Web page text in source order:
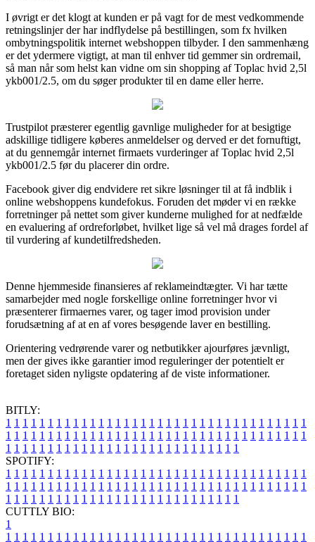
I øvrigt er det klogt at kunden er på vagt for de mest vedkommende
retningslinjer der har indflydelse på bestillingen, som fx hvilken
ombytningspolitik internet webshoppen tilbyder. I den sammenhæng
er det ydermere vigtigt, at man til enhver tid gemmer sin ordremail,
så man når som helst kan vidne om sin shopping af Toplac hvid 2,5l
ykb001/2.5, om du søger produkter til en dame eller herre.
Trustpilot præsterer egentlig gavnlige muligheder for at besigtige
adskillige tidligere køberes anmeldelser og derved er det fornuftigt,
at du gennemgår internet firmaets vurderinger af Toplac hvid 2,5l
ykb001/2.5 før du placerer din ordre.
Facebook giver dig endvidere ret sikre løsninger til at få indblik i
online webshoppens kundefokus. Foruden det møder vi en række
forretninger på nettet som giver kunderne mulighed for at nedfælde
en evaluering af ordreforløbet, hvilket lige så vel må drages fordel af
til vurdering af kundetilfredsheden.
Denne hjemmeside finansieres af reklameindtægter. Vi har tætte
samarbejder med nogle forskellige online forretninger hvor vi
præsenterer firmaernes varer, og tager imod provision under
forudsætning af at en af vores besøgende laver en bestilling.
Orientering vedrørende varer og netbutikker ajourføres jævnligt,
men der gives ikke garantier imod reguleringer der potentielt er
foretaget siden nyligste opdatering af de viste informationer.
BITLY:
1 1 1 1 1 1 1 1 1 1 1 1 1 1 1 1 1 1 1 1 1 1 1 1 1 1 1 1 1 1 1 1 1 1 1 1
1 1 1 1 1 1 1 1 1 1 1 1 1 1 1 1 1 1 1 1 1 1 1 1 1 1 1 1 1 1 1 1 1 1 1 1
1 1 1 1 1 1 1 1 1 1 1 1 1 1 1 1 1 1 1 1 1 1 1 1 1 1 1 1
SPOTIFY:
1 1 1 1 1 1 1 1 1 1 1 1 1 1 1 1 1 1 1 1 1 1 1 1 1 1 1 1 1 1 1 1 1 1 1 1
1 1 1 1 1 1 1 1 1 1 1 1 1 1 1 1 1 1 1 1 1 1 1 1 1 1 1 1 1 1 1 1 1 1 1 1
1 1 1 1 1 1 1 1 1 1 1 1 1 1 1 1 1 1 1 1 1 1 1 1 1 1 1 1
CUTTLY BIO:
1
1 1 1 1 1 1 1 1 1 1 1 1 1 1 1 1 1 1 1 1 1 1 1 1 1 1 1 1 1 1 1 1 1 1 1 1